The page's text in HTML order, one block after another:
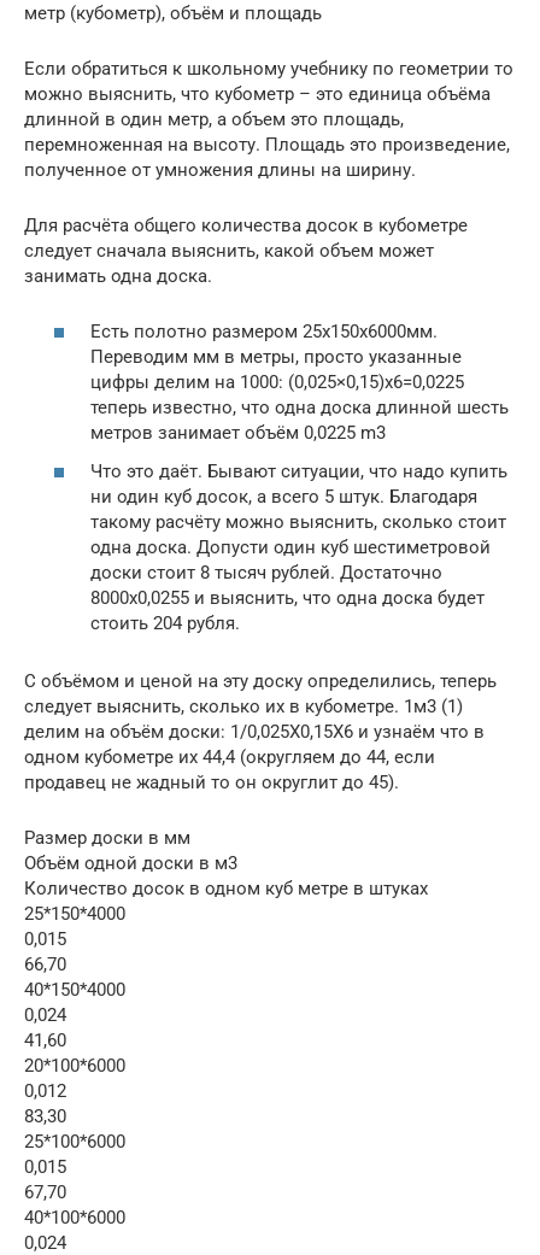
метр (кубометр), объём и площадь
Если обратиться к школьному учебнику по геометрии то
можно выяснить, что кубометр – это единица объёма
длинной в один метр, а объем это площадь,
перемноженная на высоту. Площадь это произведение,
полученное от умножения длины на ширину.
Для расчёта общего количества досок в кубометре
следует сначала выяснить, какой объем может
занимать одна доска.
Есть полотно размером 25x150x6000мм.
Переводим мм в метры, просто указанные
цифры делим на 1000: (0,025×0,15)x6=0,0225
теперь известно, что одна доска длинной шесть
метров занимает объём 0,0225 m3
Что это даёт. Бывают ситуации, что надо купить
ни один куб досок, а всего 5 штук. Благодаря
такому расчёту можно выяснить, сколько стоит
одна доска. Допусти один куб шестиметровой
доски стоит 8 тысяч рублей. Достаточно
8000х0,0255 и выяснить, что одна доска будет
стоить 204 рубля.
С объёмом и ценой на эту доску определились, теперь
следует выяснить, сколько их в кубометре. 1м3 (1)
делим на объём доски: 1/0,025Х0,15Х6 и узнаём что в
одном кубометре их 44,4 (округляем до 44, если
продавец не жадный то он округлит до 45).
Размер доски в мм
Объём одной доски в м3
Количество досок в одном куб метре в штуках
25*150*4000
0,015
66,70
40*150*4000
0,024
41,60
20*100*6000
0,012
83,30
25*100*6000
0,015
67,70
40*100*6000
0,024